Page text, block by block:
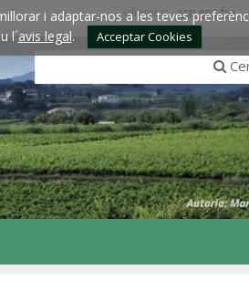
i adaptar-nos a les teves
l´avis legal. Acceptar Cookies
Idiomes:esp engfra